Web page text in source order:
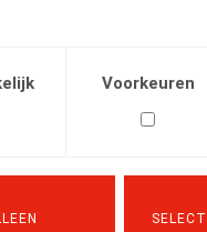
Voorkeuren
april 2017